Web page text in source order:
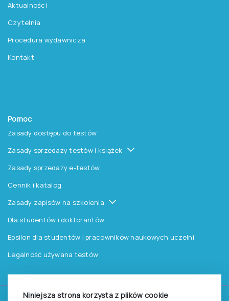
Niniejsza strona korzysta z plików cookie
Aktualności
Czytelnia
Procedura wydawnicza
Kontakt
Pomoc
Zasady dostępu do testów
Zasady sprzedaży testów i książek
Zasady sprzedaży e-testów
Cennik i katalog
Zasady zapisów na szkolenia
Dla studentów i doktorantów
Epsilon dla studentów i pracowników naukowych uczelni
Legalność używana testów